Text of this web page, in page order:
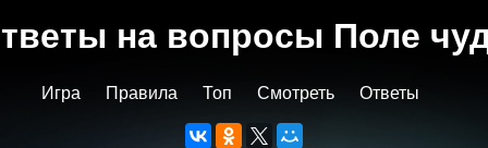
на вопросы Поле
Игра Правила Топ Смотреть Ответы